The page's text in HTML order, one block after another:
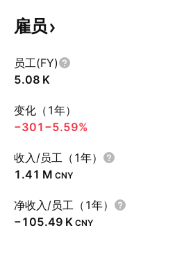
雇员
员工(FY)
‪5.08 K‬
变化（1年）
−301 −5.59%
收入/员工（1年）
‪1.41 M‬ CNY
净收入/员工（1年）
‪−105.49 K‬ CNY